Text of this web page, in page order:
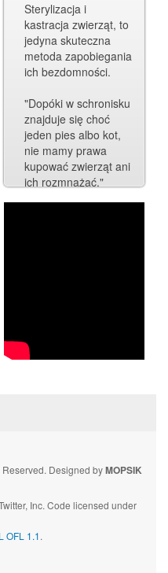
Sterylizacja i
kastracja zwierząt, to
jedyna skuteczna
metoda zapobiegania
ich bezdomności.
"Dopóki w schronisku
znajduje się choć
jeden pies albo kot,
nie mamy prawa
kupować zwierząt ani
ich rozmnażać."
Reserved. Designed byMOPSIK
Inc. Code licensed under
OFL 1.1.